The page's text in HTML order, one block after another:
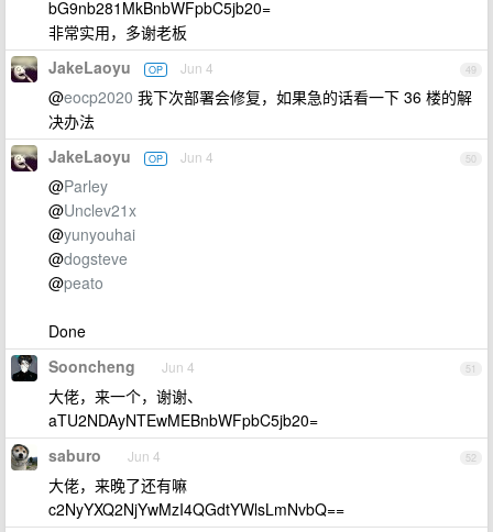
bG9nb281MkBnbWFpbC5jb20=
非常实用，多谢老板
49
JakeLaoyu OP Jun 4
@eocp2020 我下次部署会修复，如果急的话看一下 36 楼的解
决办法
50
JakeLaoyu OP Jun 4
@Parley
@Unclev21x
@yunyouhai
@dogsteve
@peato
Done
51
Sooncheng Jun 4
大佬，来一个，谢谢、
aTU2NDAyNTEwMEBnbWFpbC5jb20=
52
saburo Jun 4
大佬，来晚了还有嘛
c2NyYXQ2NjYwMzI4QGdtYWlsLmNvbQ==